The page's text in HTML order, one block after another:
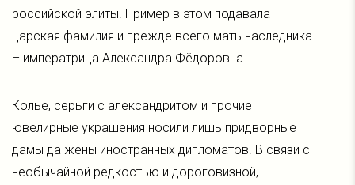
российской элиты. Пример в этом подавала
царская фамилия и прежде всего мать наследника
– императрица Александра Фёдоровна.
Колье, серьги с александритом и прочие
ювелирные украшения носили лишь придворные
дамы да жёны иностранных дипломатов. В связи с
необычайной редкостью и дороговизной,